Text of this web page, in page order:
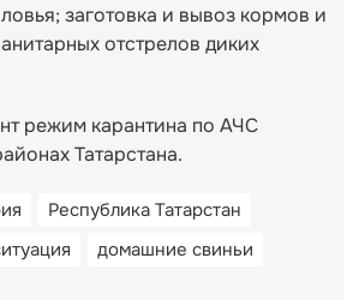
заготовка и вывоз кормов и
отстрелов диких
режим карантина по АЧС
Татарстана.
Республика Татарстан
домашние свиньи